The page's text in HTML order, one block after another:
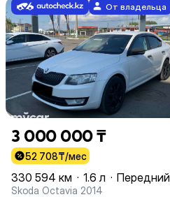
От владельца
3 000 000 ₸
52 708₸/мес
330 594 км · 1.6 л · Передний
Skoda Octavia 2014